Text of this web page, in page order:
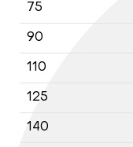
75
90
110
125
140